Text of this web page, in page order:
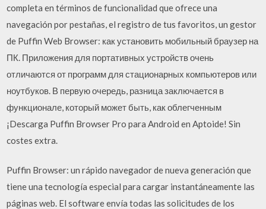
completa en términos de funcionalidad que ofrece una
navegación por pestañas, el registro de tus favoritos, un gestor
de Puffin Web Browser: как установить мобильный браузер на
ПК. Приложения для портативных устройств очень
отличаются от программ для стационарных компьютеров или
ноутбуков. В первую очередь, разница заключается в
функционале, который может быть, как облегченным
¡Descarga Puffin Browser Pro para Android en Aptoide! Sin
costes extra.
Puffin Browser: un rápido navegador de nueva generación que
tiene una tecnología especial para cargar instantáneamente las
páginas web. El software envía todas las solicitudes de los